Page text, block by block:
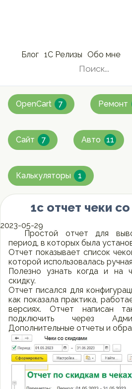
Блог 1С Релизы Обо мне
OpenCart 7 Ремонт
Сайт 7 Авто 11
Калькуляторы 1
1с отчет чеки
2023-05-29
Простой отчет для
период, в которых была
Отчет показывает список
которой использовалась
Полезно узнать когда и на
скидку.
Отчет писался для
как показала практика,
версиях. Отчет написан
подключить через
Дополнительные отчеты и